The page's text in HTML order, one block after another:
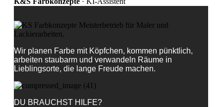
Wir planen Farbe mit Köpfchen, kommen pünktlich,
arbeiten staubarm und verwandeln Räume in
Lieblingsorte, die lange Freude machen.
DU BRAUCHST HILFE?